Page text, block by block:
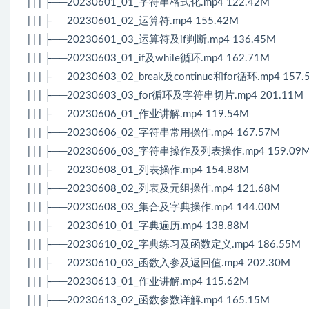
| | | ├──20230601_01_字符串格式化.mp4 122.42M
| | | ├──20230601_02_运算符.mp4 155.42M
| | | ├──20230601_03_运算符及if判断.mp4 136.45M
| | | ├──20230603_01_if及while循环.mp4 162.71M
| | | ├──20230603_02_break及continue和for循环.mp4
| | | ├──20230603_03_for循环及字符串切片.mp4 201.11M
| | | ├──20230606_01_作业讲解.mp4 119.54M
| | | ├──20230606_02_字符串常用操作.mp4 167.57M
| | | ├──20230606_03_字符串操作及列表操作.mp4 159.09M
| | | ├──20230608_01_列表操作.mp4 154.88M
| | | ├──20230608_02_列表及元组操作.mp4 121.68M
| | | ├──20230608_03_集合及字典操作.mp4 144.00M
| | | ├──20230610_01_字典遍历.mp4 138.88M
| | | ├──20230610_02_字典练习及函数定义.mp4 186.55M
| | | ├──20230610_03_函数入参及返回值.mp4 202.30M
| | | ├──20230613_01_作业讲解.mp4 115.62M
| | | ├──20230613_02_函数参数详解.mp4 165.15M